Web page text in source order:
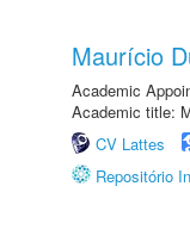
Maurício
Academic
Academic title:
CV Lattes
Repositório